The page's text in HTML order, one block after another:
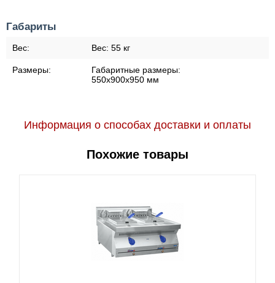
Габариты
Вес: Вес: 55 кг
Размеры:
Габаритные размеры:
550х900х950 мм
Информация о способах доставки и оплаты
Похожие товары